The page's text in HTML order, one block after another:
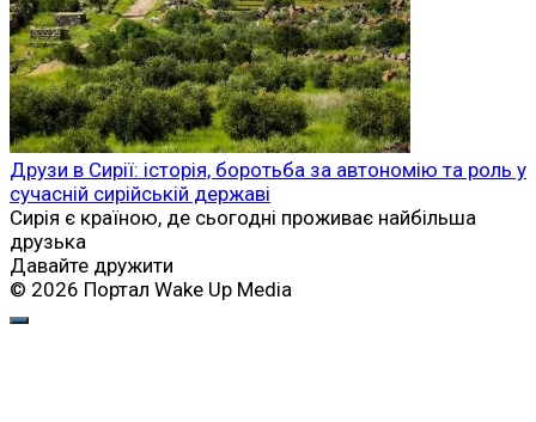
Друзи в Сирії: історія, боротьба за автономію та роль у
сучасній сирійській державі
Сирія є країною, де сьогодні проживає найбільша
друзька
Давайте дружити
© 2026 Портал Wake Up Media